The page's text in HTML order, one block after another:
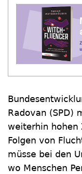
Radovan (SPD)
weiterhin hohen
Folgen von
müsse bei den
wo Menschen